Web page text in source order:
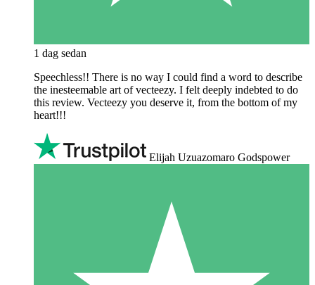
1 dag sedan
Speechless!! There is no way I could find a word to describe
the inesteemable art of vecteezy. I felt deeply indebted to do
this review. Vecteezy you deserve it, from the bottom of my
heart!!!
Elijah Uzuazomaro Godspower